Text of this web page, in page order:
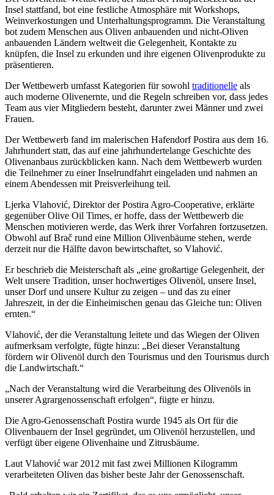
Insel stattfand, bot eine festliche Atmosphäre mit Workshops,
Weinverkostungen und Unterhaltungsprogramm. Die Veranstaltung
bot zudem Menschen aus Oliven anbauenden und nicht-Oliven
anbauenden Ländern weltweit die Gelegenheit, Kontakte zu
knüpfen, die Insel zu erkunden und ihre eigenen Olivenprodukte zu
präsentieren.
Der Wettbewerb umfasst Kategorien für sowohl traditionelle als
auch moderne Olivenernte, und die Regeln schreiben vor, dass jedes
Team aus vier Mitgliedern besteht, darunter zwei Männer und zwei
Frauen.
Der Wettbewerb fand im malerischen Hafendorf Postira aus dem 16.
Jahrhundert statt, das auf eine jahrhundertelange Geschichte des
Olivenanbaus zurückblicken kann. Nach dem Wettbewerb wurden
die Teilnehmer zu einer Inselrundfahrt eingeladen und nahmen an
einem Abendessen mit Preisverleihung teil.
Ljerka Vlahović, Direktor der Postira Agro-Cooperative, erklärte
gegenüber Olive Oil Times, er hoffe, dass der Wettbewerb die
Menschen motivieren werde, das Werk ihrer Vorfahren fortzusetzen.
Obwohl auf Brač rund eine Million Olivenbäume stehen, werde
derzeit nur die Hälfte davon bewirtschaftet, so Vlahović.
Er beschrieb die Meisterschaft als „eine großartige Gelegenheit, der
Welt unsere Tradition, unser hochwertiges Olivenöl, unsere Insel,
unser Dorf und unsere Kultur zu zeigen – und das zu einer
Jahreszeit, in der die Einheimischen genau das Gleiche tun: Oliven
ernten.“
Vlahović, der die Veranstaltung leitete und das Wiegen der Oliven
aufmerksam verfolgte, fügte hinzu: „Bei dieser Veranstaltung
fördern wir Olivenöl durch den Tourismus und den Tourismus durch
die Landwirtschaft.“
„Nach der Veranstaltung wird die Verarbeitung des Olivenöls in
unserer Agrargenossenschaft erfolgen“, fügte er hinzu.
Die Agro-Genossenschaft Postira wurde 1945 als Ort für die
Olivenbauern der Insel gegründet, um Olivenöl herzustellen, und
verfügt über eigene Olivenhaine und Zitrusbäume.
Laut Vlahović war 2012 mit fast zwei Millionen Kilogramm
verarbeiteten Oliven das bisher beste Jahr der Genossenschaft.